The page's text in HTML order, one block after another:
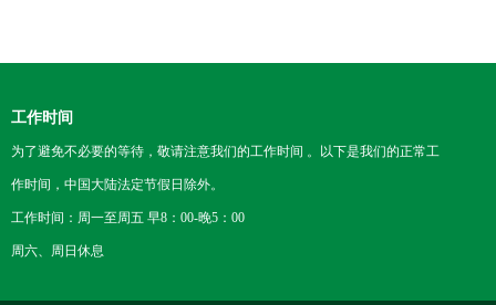
工作时间
为了避免不必要的等待，敬请注意我们的工作时间 。以下是我们的正常工
作时间，中国大陆法定节假日除外。
工作时间：周一至周五 早8：00-晚5：00
周六、周日休息